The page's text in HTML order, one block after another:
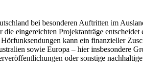
bei besonderen Auftritten im
eingereichten Projektanträge
kann ein finanzieller
sowie Europa – hier insbesondere
oder sonstige